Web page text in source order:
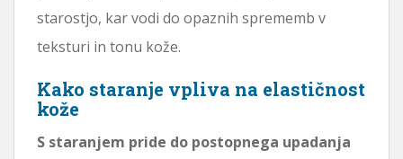
starostjo, kar vodi do opaznih sprememb v
teksturi in tonu kože.
Kako staranje vpliva na elastičnost
kože
S staranjem pride do postopnega upadanja